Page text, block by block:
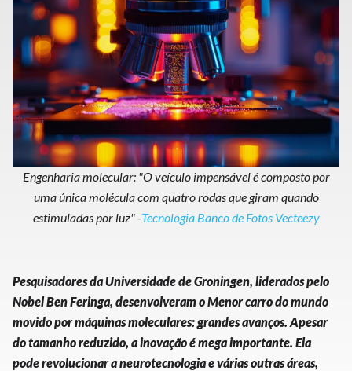
Engenharia molecular: "O veículo impensável é composto por
uma única molécula com quatro rodas que giram quando
estimuladas por luz" -Tecnologia Banco de Fotos Vecteezy
Pesquisadores da Universidade de Groningen, liderados pelo
Nobel Ben Feringa, desenvolveram o Menor carro do mundo
movido por máquinas moleculares: grandes avanços. Apesar
do tamanho reduzido, a inovação é mega importante. Ela
pode revolucionar a neurotecnologia e várias outras áreas,